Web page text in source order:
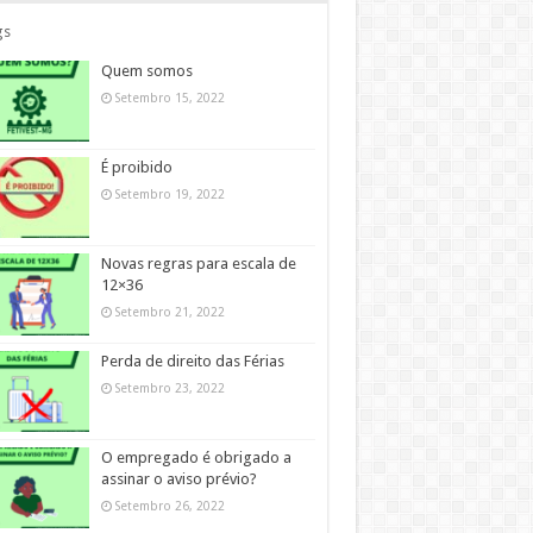
Quem somos
Setembro 15, 2022
É proibido
Setembro 19, 2022
Novas regras para escala de
12×36
Setembro 21, 2022
Perda de direito das Férias
Setembro 23, 2022
O empregado é obrigado a
assinar o aviso prévio?
Setembro 26, 2022